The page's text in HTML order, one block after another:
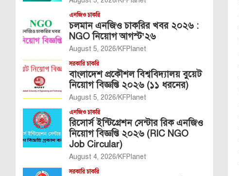
এনজিও চাকরি
চলমান এনজিও চাকরির খবর ২০২৬ :
NGO নিয়োগ আগস্ট’২৬
August 5, 2026 KFPlanet
সরকারি চাকরি
বাংলাদেশ প্রকৌশল বিশ্ববিদ্যালয় বুয়েট
নিয়োগ বিজ্ঞপ্তি ২০২৬ (১১ ধরনের)
August 5, 2026 KFPlanet
এনজিও চাকরি
রিসোর্স ইন্টিগ্রেশন সেন্টার রিক এনজিও
নিয়োগ বিজ্ঞপ্তি ২০২৬ (RIC NGO
Job Circular)
August 4, 2026 KFPlanet
সরকারি চাকরি